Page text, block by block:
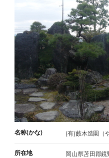
名称(かな) (有)藪木造園（
所在地 岡山県苫田郡